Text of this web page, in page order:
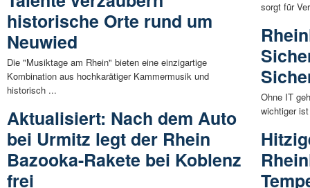
historische Orte rund um
Neuwied
Die "Musiktage am Rhein" bieten eine einzigartige
Kombination aus hochkarätiger Kammermusik und
historisch ...
Aktualisiert: Nach dem Auto
bei Urmitz legt der Rhein
Bazooka-Rakete bei Koblenz
frei
sorgt für
Ohne IT
wichtiger